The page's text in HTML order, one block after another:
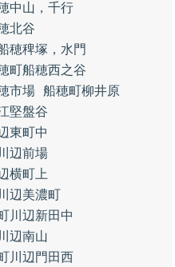
中山，千行
北谷
穂稗塚，水門
町船穂西之谷
市場 船穂町柳井原
堅盤谷
東町中
辺前場
横町上
辺美濃町
川辺新田中
辺南山
川辺門田西